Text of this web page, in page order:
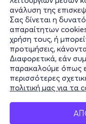
ανάλυση της
Σας δίνεται η
απαραίτητων
χρήση τους, ή
προτιμήσεις,
Διαφορετικά, εάν
παρακαλούμε όπως
περισσότερες
πολιτική μας για τα